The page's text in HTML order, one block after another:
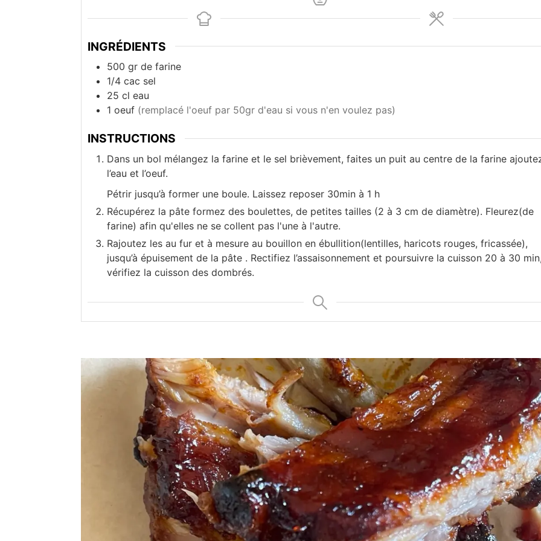
INGRÉDIENTS
500 gr de farine
1/4 cac sel
25 cl eau
1 oeuf (remplacé l'oeuf par 50gr d'eau si vous n'en voulez pas)
INSTRUCTIONS
Dans un bol mélangez la farine et le sel brièvement, faites un puit au centre de la farine
l’eau et l’oeuf.
Pétrir jusqu’à former une boule. Laissez reposer 30min à 1 h
Récupérez la pâte formez des boulettes, de petites tailles (2 à 3 cm de diamètre). Fleurez(de
farine) afin qu'elles ne se collent pas l'une à l'autre.
Rajoutez les au fur et à mesure au bouillon en ébullition(lentilles, haricots rouges, fricassée),
jusqu’à épuisement de la pâte . Rectifiez l’assaisonnement et poursuivre la cuisson 20 à 30
vérifiez la cuisson des dombrés.